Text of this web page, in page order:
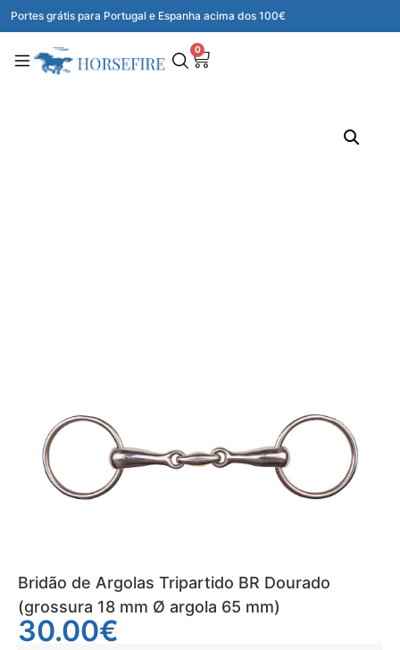
Portes grátis para Portugal e Espanha acima dos 100€
0
Bridão de Argolas Tripartido BR Dourado
(grossura 18 mm Ø argola 65 mm)
30.00€